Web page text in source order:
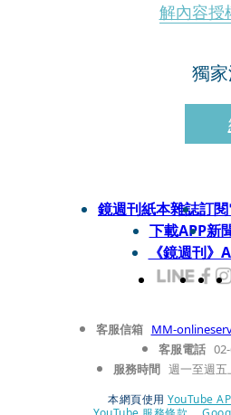
解內容授
獨
鏡週刊紙本雜誌訂
下載APP新
《鏡週刊》
客服信箱 MM-
客服電話
服務時間 週一至週五
本網頁使用 YouTube